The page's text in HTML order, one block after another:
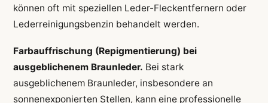
können oft mit speziellen Leder-Fleckentfernern oder
Lederreinigungsbenzin behandelt werden.
Farbauffrischung (Repigmentierung) bei
ausgeblichenem Braunleder. Bei stark
ausgeblichenem Braunleder, insbesondere an
sonnenexponierten Stellen, kann eine professionelle